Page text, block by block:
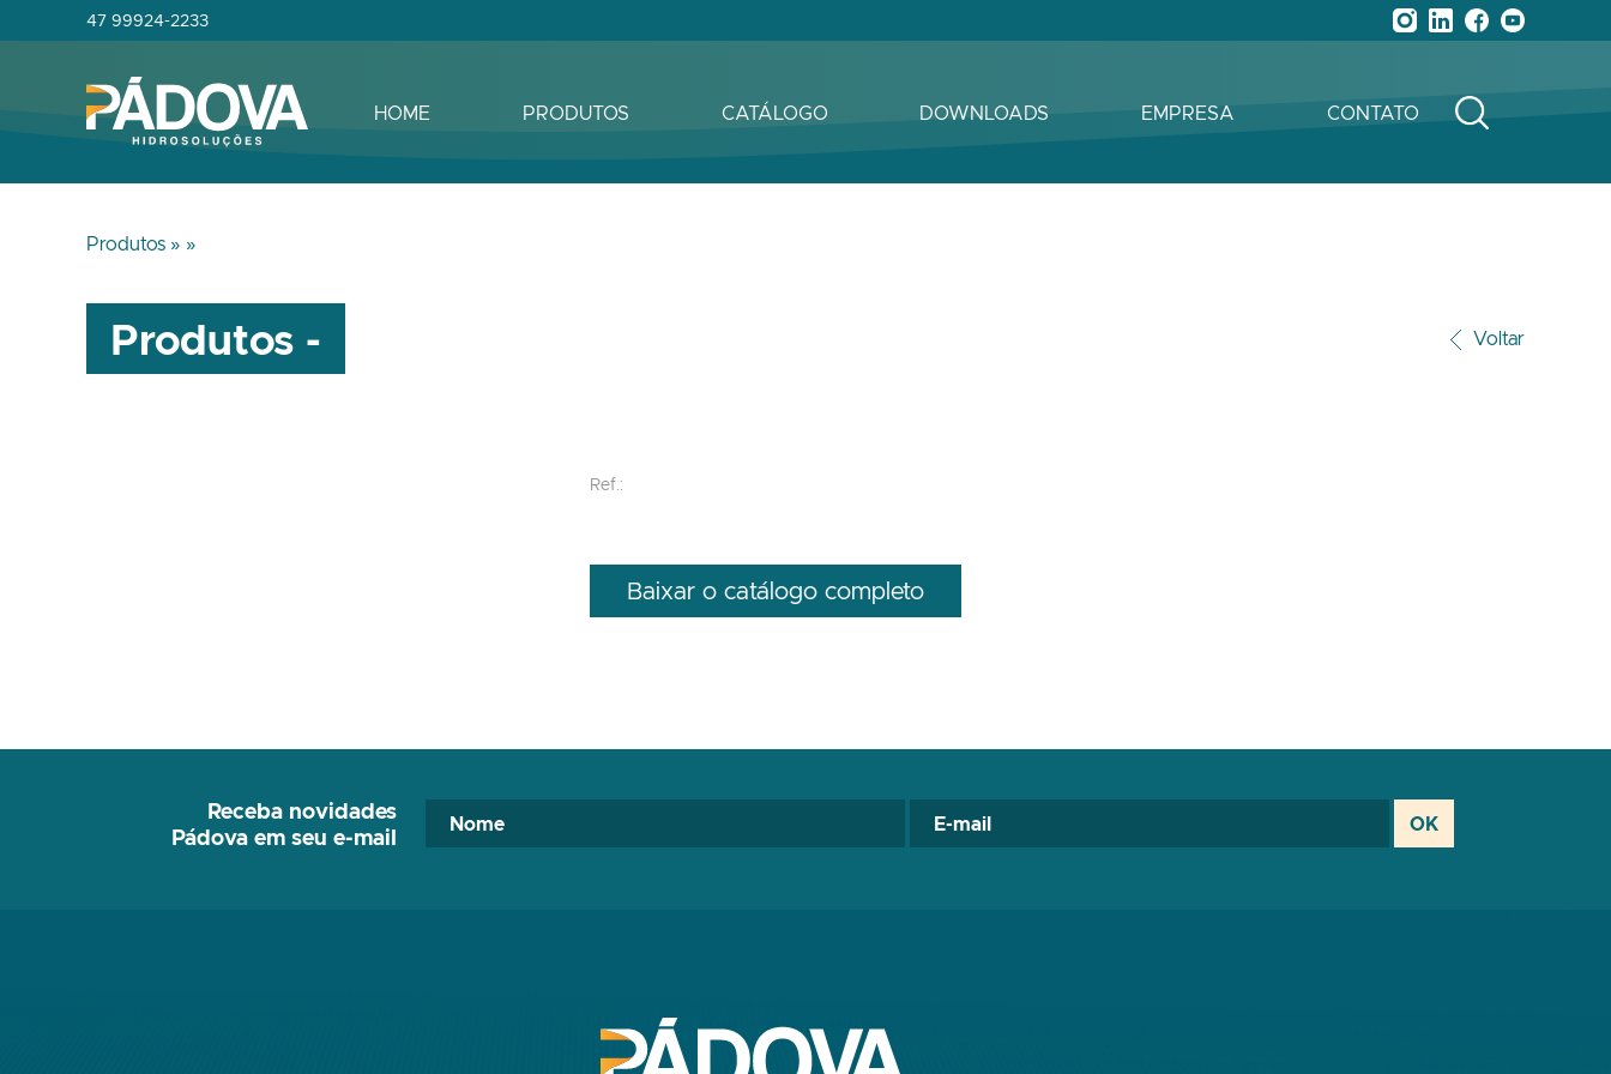
47 99924-2233
HOME PRODUTOS CATÁLOGO DOWNLOADS EMPRESA CONTATO
Produtos » »
Produtos - Voltar
Ref.:
Baixar o catálogo completo
Receba novidades
Pádova em seu e-mail